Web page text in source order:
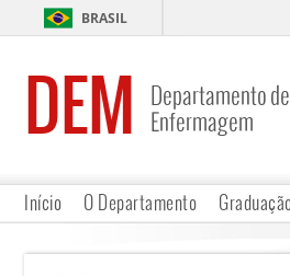
BRASIL
DEM
Departamento
Enfermagem
Início O Departamento